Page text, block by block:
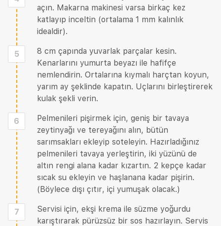
açın. Makarna makinesi varsa birkaç kez
katlayıp inceltin (ortalama 1 mm kalınlık
idealdir).
5
8 cm çapında yuvarlak parçalar kesin.
Kenarlarını yumurta beyazı ile hafifçe
nemlendirin. Ortalarına kıymalı harçtan koyun,
yarım ay şeklinde kapatın. Uçlarını birleştirerek
kulak şekli verin.
6
Pelmenileri pişirmek için, geniş bir tavaya
zeytinyağı ve tereyağını alın, bütün
sarımsakları ekleyip soteleyin. Hazırladığınız
pelmenileri tavaya yerleştirin, iki yüzünü de
altın rengi alana kadar kızartın. 2 kepçe kadar
sıcak su ekleyin ve haşlanana kadar pişirin.
(Böylece dışı çıtır, içi yumuşak olacak.)
7
Servisi için, ekşi krema ile süzme yoğurdu
karıştırarak pürüzsüz bir sos hazırlayın. Servis